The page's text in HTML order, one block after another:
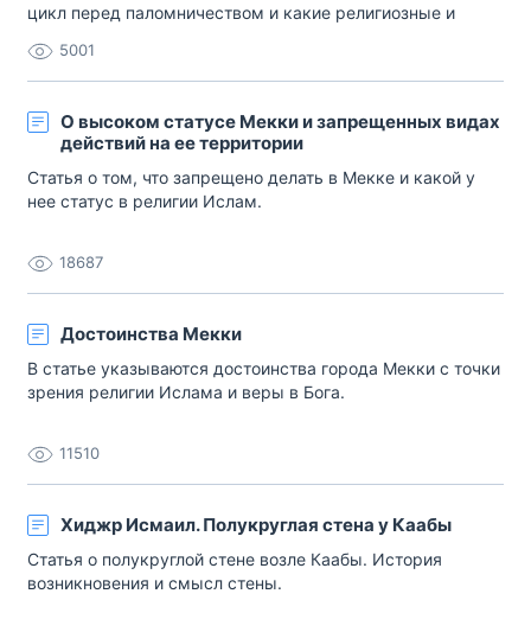
цикл перед паломничеством и какие религиозные и
5001
О высоком статусе Мекки и запрещенных видах
действий на ее территории
Статья о том, что запрещено делать в Мекке и какой у
нее статус в религии Ислам.
18687
Достоинства Мекки
В статье указываются достоинства города Мекки с точки
зрения религии Ислама и веры в Бога.
11510
Хиджр Исмаил. Полукруглая стена у Каабы
Статья о полукруглой стене возле Каабы. История
возникновения и смысл стены.